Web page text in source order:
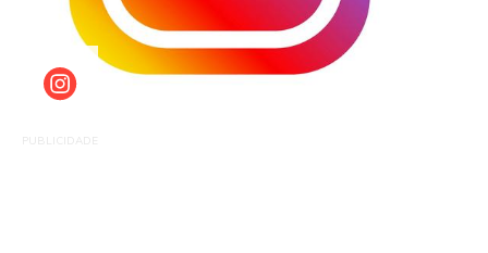
PUBLICIDADE